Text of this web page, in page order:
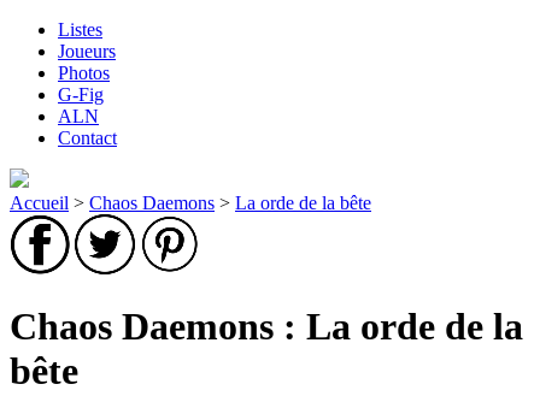
Listes
Joueurs
Photos
G-Fig
ALN
Contact
Accueil > Chaos Daemons > La orde de la bête
Chaos Daemons : La orde de la
bête